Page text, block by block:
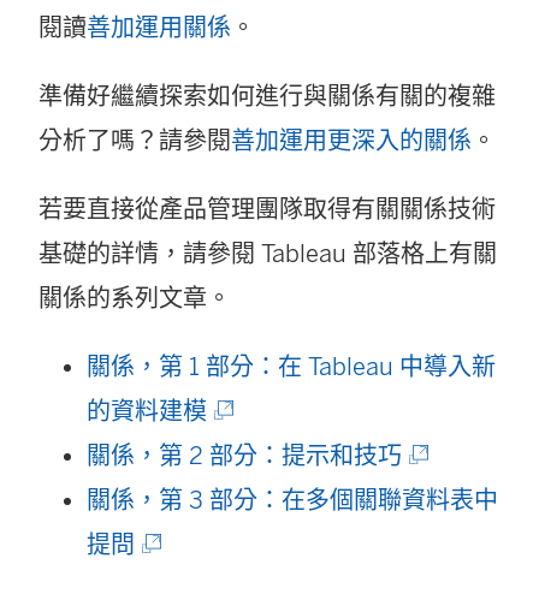
閱讀善加運用關係 。
準備好繼續探索如何進行與關係有關的複雜
分析了嗎？請參閱善加運用更深入的關係 。
若要直接從產品管理團隊取得有關關係技術
基礎的詳情，請參閱 Tableau 部落格上有關
關係的系列文章。
關係，第 1 部分：在 Tableau 中導入新
的資料建模(
連
結
關係，第 2 部分：提示和技巧(
連
關係，第 3 部分：在多個關聯資料表中
提問 (